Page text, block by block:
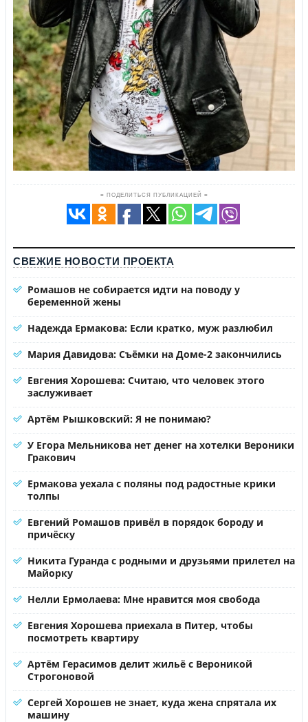
≡ ПОДЕЛИТЬСЯ ПУБЛИКАЦИЕЙ ≡
СВЕЖИЕ НОВОСТИ ПРОЕКТА
Ромашов не собирается идти на поводу у
беременной жены
Надежда Ермакова: Если кратко, муж разлюбил
Мария Давидова: Съёмки на Доме-2 закончились
Евгения Хорошева: Считаю, что человек этого
заслуживает
Артём Рышковский: Я не понимаю?
У Егора Мельникова нет денег на хотелки Вероники
Гракович
Ермакова уехала с поляны под радостные крики
толпы
Евгений Ромашов привёл в порядок бороду и
причёску
Никита Гуранда с родными и друзьями прилетел на
Майорку
Нелли Ермолаева: Мне нравится моя свобода
Евгения Хорошева приехала в Питер, чтобы
посмотреть квартиру
Артём Герасимов делит жильё с Вероникой
Строгоновой
Сергей Хорошев не знает, куда жена спрятала их
машину